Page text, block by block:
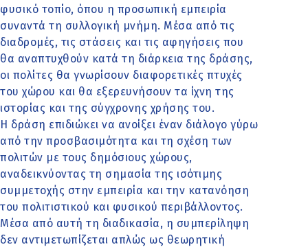
φυσικό τοπίο, όπου η προσωπική εμπειρία
συναντά τη συλλογική μνήμη. Μέσα από τις
διαδρομές, τις στάσεις και τις αφηγήσεις που
θα αναπτυχθούν κατά τη διάρκεια της δράσης,
οι πολίτες θα γνωρίσουν διαφορετικές πτυχές
του χώρου και θα εξερευνήσουν τα ίχνη της
ιστορίας και της σύγχρονης χρήσης του.
Η δράση επιδιώκει να ανοίξει έναν διάλογο γύρω
από την προσβασιμότητα και τη σχέση των
πολιτών με τους δημόσιους χώρους,
αναδεικνύοντας τη σημασία της ισότιμης
συμμετοχής στην εμπειρία και την κατανόηση
του πολιτιστικού και φυσικού περιβάλλοντος.
Μέσα από αυτή τη διαδικασία, η συμπερίληψη
δεν αντιμετωπίζεται απλώς ως θεωρητική